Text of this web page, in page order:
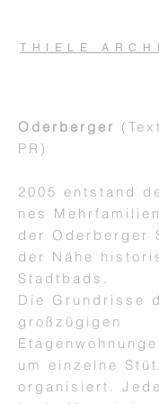
THIELE
Oderberger
PR)
2005 entstand
nes
der Oderberger
der Nähe
Stadtbads.
Die Grundrisse
großzügigen
um einzelne
organisiert.